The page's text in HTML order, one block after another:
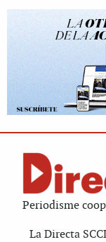
Periodisme
La Directa